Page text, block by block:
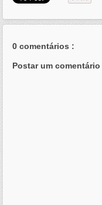
0 comentários :
Postar um comentário